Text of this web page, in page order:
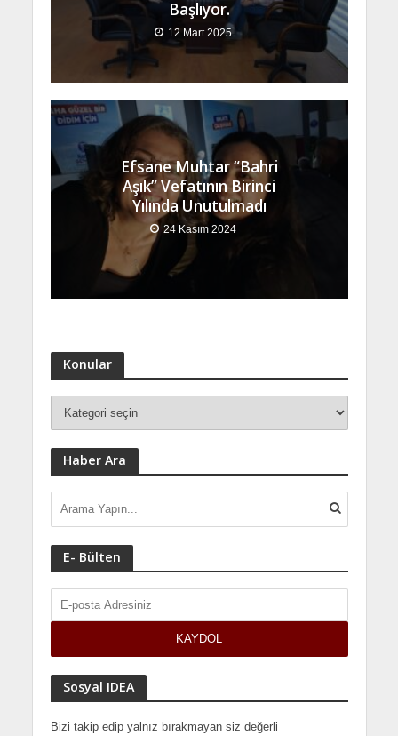
Başlıyor.
12 Mart 2025
Efsane Muhtar “Bahri
Aşık” Vefatının Birinci
Yılında Unutulmadı
24 Kasım 2024
Konular
Haber Ara
E- Bülten
Sosyal IDEA
Bizi takip edip yalnız bırakmayan siz değerli